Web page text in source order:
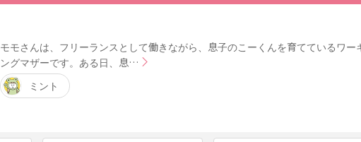
モモさんは、フリーランスとして働きながら、息子のこーくんを育てているワー
ングマザーです。ある日、息…
ミント